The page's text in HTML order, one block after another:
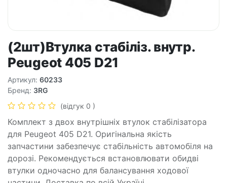
(2шт)Втулка стабiлiз. внутр.
Peugeot 405 D21
Артикул: 60233
Бренд: 3RG
(відгук 0 )
Комплект з двох внутрішніх втулок стабілізатора
для Peugeot 405 D21. Оригінальна якість
запчастини забезпечує стабільність автомобіля на
дорозі. Рекомендується встановлювати обидві
втулки одночасно для балансування ходової